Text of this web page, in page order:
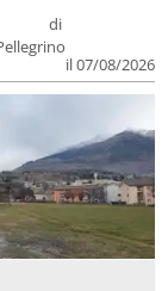
di
il 07/08/2026